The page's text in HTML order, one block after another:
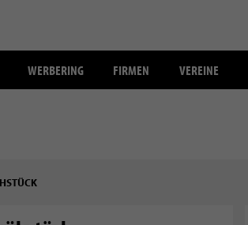
WERBERING FIRMEN VEREINE